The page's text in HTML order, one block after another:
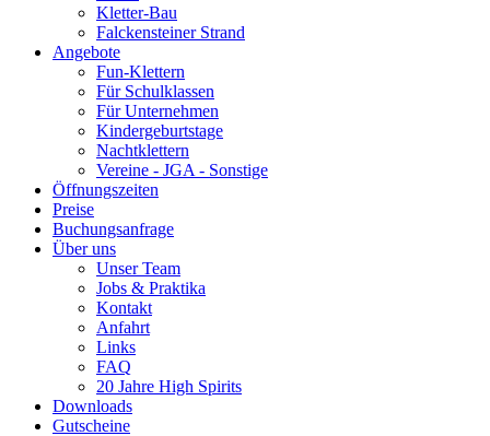
Kletter-Bau
Falckensteiner Strand
Angebote
Fun-Klettern
Für Schulklassen
Für Unternehmen
Kindergeburtstage
Nachtklettern
Vereine - JGA - Sonstige
Öffnungszeiten
Preise
Buchungsanfrage
Über uns
Unser Team
Jobs & Praktika
Kontakt
Anfahrt
Links
FAQ
20 Jahre High Spirits
Downloads
Gutscheine